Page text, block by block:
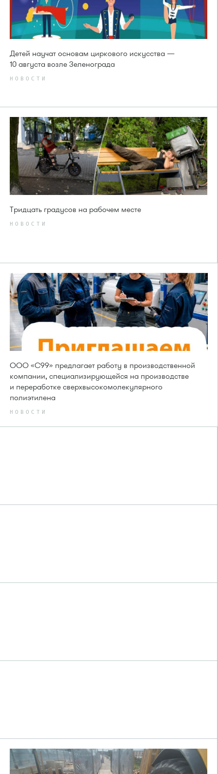
Детей научат основам циркового искусства —
10 августа возле Зеленограда
НОВОСТИ
Тридцать градусов на рабочем месте
НОВОСТИ
ООО «С99» предлагает работу в производственной
компании, специализирующейся на производстве
и переработке сверхвысокомолекулярного
полиэтилена
НОВОСТИ